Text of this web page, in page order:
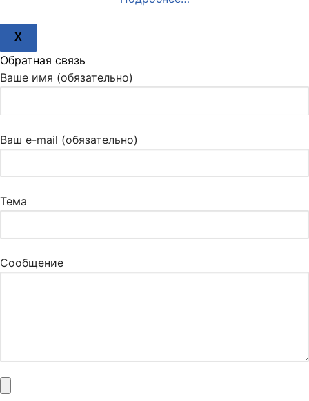
X
Обратная связь
Ваше имя (обязательно)
Ваш e-mail (обязательно)
Тема
Сообщение